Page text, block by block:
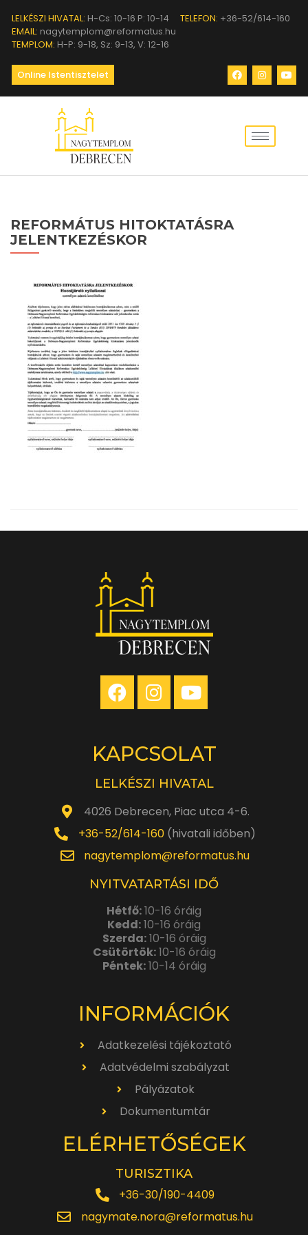
LELKÉSZI HIVATAL: H-Cs: 10-16 P: 10-14 TELEFON: +36-52/614-160
EMAIL: nagytemplom@reformatus.hu
TEMPLOM: H-P: 9-18, Sz: 9-13, V: 12-16
Online Istentisztelet
REFORMÁTUS HITOKTATÁSRA
JELENTKEZÉSKOR
KAPCSOLAT
LELKÉSZI HIVATAL
4026 Debrecen, Piac utca 4-6.
+36-52/614-160(hivatali időben)
nagytemplom@reformatus.hu
NYITVATARTÁSI IDŐ
Hétfő:10-16 óráig
Kedd:10-16 óráig
Szerda:10-16 óráig
Csütörtök:10-16 óráig
Péntek:10-14 óráig
INFORMÁCIÓK
Adatkezelési tájékoztató
Adatvédelmi szabályzat
Pályázatok
Dokumentumtár
ELÉRHETŐSÉGEK
TURISZTIKA
+36-30/190-4409
nagymate.nora@reformatus.hu